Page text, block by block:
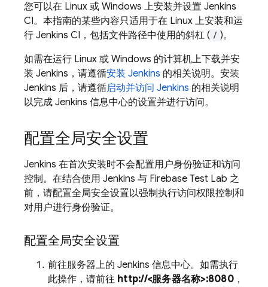
您可以在 Linux 或 Windows 上安装并设置 Jenkins
CI。本指南的某些内容只适用于在 Linux 上安装和运
行 Jenkins CI，包括文件路径中使用的斜杠 ( / )。
如需在运行 Linux 或 Windows 的计算机上下载并安
装 Jenkins，请遵循安装 Jenkins 的相关说明。安装
Jenkins 后，请遵循启动并访问 Jenkins 的相关说明
以完成 Jenkins 信息中心的设置并进行访问。
配置全局安全设置
Jenkins 在首次安装时不会配置用户身份验证和访问
控制。在结合使用 Jenkins 与 Firebase Test Lab 之
前，请配置全局安全设置以强制执行访问权限控制和
对用户进行身份验证。
配置全局安全设置
前往服务器上的 Jenkins 信息中心。如需执行
此操作，请前往 http://<服务器名称>:8080，